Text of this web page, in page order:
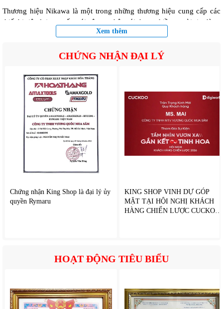
Thương hiệu Nikawa là một trong những thương hiệu cung cấp các
thiết bị tiện lợi cao cấp với công nghệ mới được nhiều người tin dùng
nhất. Đạt thành công lớn với sản phẩm như: Xe đẩy hàng, thang
Xem thêm
CHỨNG NHẬN ĐẠI LÝ
Chứng nhận King Shop là đại lý ủy
quyền Rymaru
KING SHOP VINH DỰ GÓP
MẶT TẠI HỘI NGHỊ KHÁCH
HÀNG CHIẾN LƯỢC CUCKOO
HOẠT ĐỘNG TIÊU BIỂU